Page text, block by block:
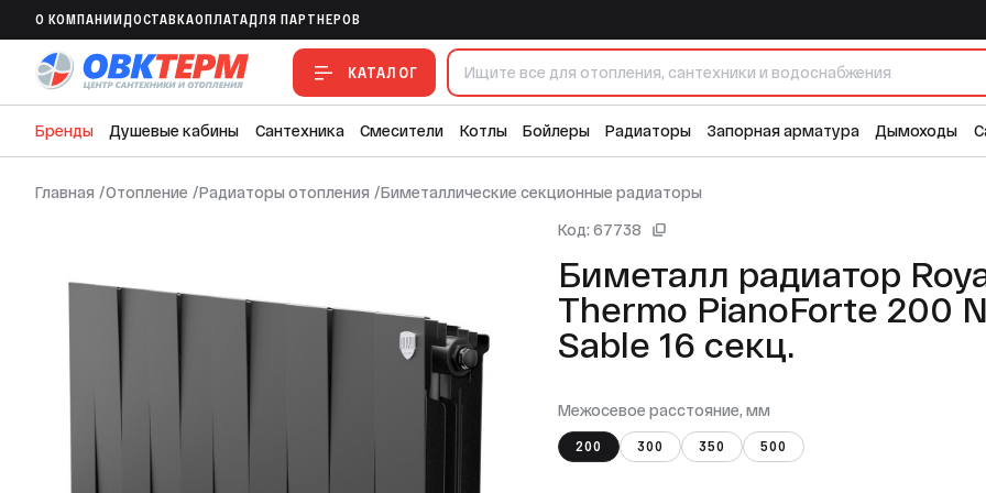
O КОМПАНИИ ДОСТАВКАОПЛАТАДЛЯ ПАРТНЕРОВ
КАТАЛОГ
Бренды Душевые кабины Сантехника Смесители Котлы Бойлеры Радиаторы Запорная арматура Дымоходы
Главная /Отопление /Радиаторы отопления /Биметаллические секционные радиаторы
Код: 67738
Биметалл радиатор Royal
Thermo PianoForte 200 Noir
Sable 16 секц.
Межосевое расстояние, мм
200 300 350 500
Биметалл радиатор Royal Thermo PianoForte 200 Noir Sable 16 секц.